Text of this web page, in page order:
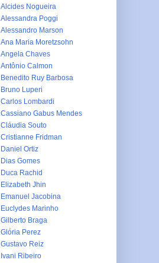
Alcides Nogueira
Alessandra Poggi
Alessandro Marson
Ana Maria Moretzsohn
Angela Chaves
Antônio Calmon
Benedito Ruy Barbosa
Bruno Luperi
Carlos Lombardi
Cassiano Gabus Mendes
Cláudia Souto
Cristianne Fridman
Daniel Ortiz
Dias Gomes
Duca Rachid
Elizabeth Jhin
Emanuel Jacobina
Euclydes Marinho
Gilberto Braga
Glória Perez
Gustavo Reiz
Ivani Ribeiro